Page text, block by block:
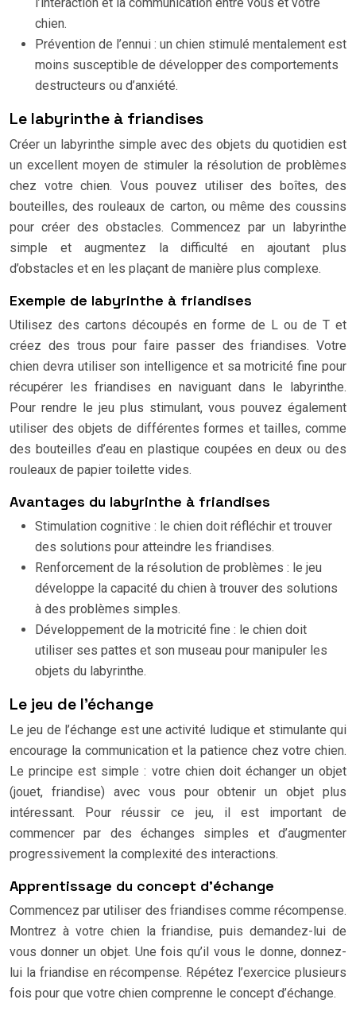
chien.
Prévention de l’ennui : un chien stimulé mentalement est
moins susceptible de développer des comportements
destructeurs ou d’anxiété.
Le labyrinthe à friandises
Créer un labyrinthe simple avec des objets du quotidien est
un excellent moyen de stimuler la résolution de problèmes
chez votre chien. Vous pouvez utiliser des boîtes, des
bouteilles, des rouleaux de carton, ou même des coussins
pour créer des obstacles. Commencez par un labyrinthe
simple et augmentez la difficulté en ajoutant plus
d’obstacles et en les plaçant de manière plus complexe.
Exemple de labyrinthe à friandises
Utilisez des cartons découpés en forme de L ou de T et
créez des trous pour faire passer des friandises. Votre
chien devra utiliser son intelligence et sa motricité fine pour
récupérer les friandises en naviguant dans le labyrinthe.
Pour rendre le jeu plus stimulant, vous pouvez également
utiliser des objets de différentes formes et tailles, comme
des bouteilles d’eau en plastique coupées en deux ou des
rouleaux de papier toilette vides.
Avantages du labyrinthe à friandises
Stimulation cognitive : le chien doit réfléchir et trouver
des solutions pour atteindre les friandises.
Renforcement de la résolution de problèmes : le jeu
développe la capacité du chien à trouver des solutions
à des problèmes simples.
Développement de la motricité fine : le chien doit
utiliser ses pattes et son museau pour manipuler les
objets du labyrinthe.
Le jeu de l’échange
Le jeu de l’échange est une activité ludique et stimulante qui
encourage la communication et la patience chez votre chien.
Le principe est simple : votre chien doit échanger un objet
(jouet, friandise) avec vous pour obtenir un objet plus
intéressant. Pour réussir ce jeu, il est important de
commencer par des échanges simples et d’augmenter
progressivement la complexité des interactions.
Apprentissage du concept d’échange
Commencez par utiliser des friandises comme récompense.
Montrez à votre chien la friandise, puis demandez-lui de
vous donner un objet. Une fois qu’il vous le donne, donnez-
lui la friandise en récompense. Répétez l’exercice plusieurs
fois pour que votre chien comprenne le concept d’échange.